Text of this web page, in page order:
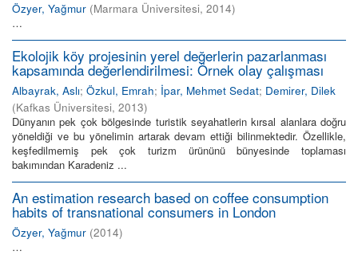
Özyer, Yağmur (Marmara Üniversitesi, 2014)
…
Ekolojik köy projesinin yerel değerlerin pazarlanması
kapsamında değerlendirilmesi: Örnek olay çalışması
Albayrak, Aslı; Özkul, Emrah; İpar, Mehmet Sedat; Demirer, Dilek
(Kafkas Üniversitesi, 2013)
Dünyanın pek çok bölgesinde turistik seyahatlerin kırsal alanlara doğru
yöneldiği ve bu yönelimin artarak devam ettiği bilinmektedir. Özellikle,
keşfedilmemiş pek çok turizm ürününü bünyesinde toplaması
bakımından Karadeniz ...
An estimation research based on coffee consumption
habits of transnational consumers in London
Özyer, Yağmur (2014)
…